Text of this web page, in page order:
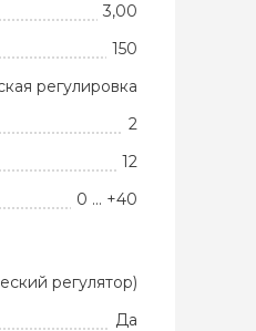
3,00
150
регулировка
2
12
0 ... +40
регулятор)
Да